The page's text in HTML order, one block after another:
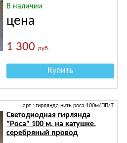
В наличии
цена
1 300руб.
Купить
арт.: гирлянда нить роса 100м/ПП/Т
Светодиодная гирлянда
"Роса" 100 м, на катушке,
серебряный провод